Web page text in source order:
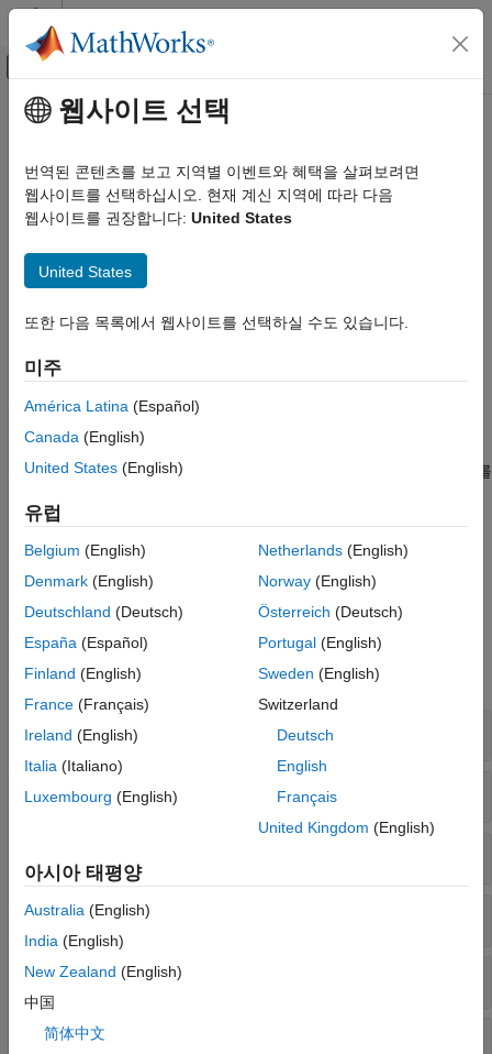
콘텐츠로 바로 가기
오프캔버스 탐색 메뉴 토글
문서 홈
언어 기본 사항
데이터형
숫자형
날짜/시간(Date and Time)
테이블
타임테이블
구조체
사전
데이터형 식별
데이터형 변환
주요 콘텐츠
문자형과 string형
문자형 배열과 string형 배열 내 텍스트
문자형 배열과 string형 배열은 MATLAB
숫자형 배열이 일련의 숫자인 것처럼, 문자형 배열은 일련의
벡터로 저장하는 것입니다(예: c = 'Hello World'
string형 배열은 텍스트 조각을 저장할 수 있는
컨테이너입니다. string형 배열은 텍스트를 데이터로 사용할
string형을 생성할 수 있습니다(예:
friend"). 데이터를 string형 배열로 변환하려면
함수를
텍스트 항목을 참조하거나
Using String Arrays for Text Data
비디오를 참조하십시오.
함수
모두 확장
생성, 결합 및 변환
유형과 속성 확인
패턴 일치시키기
조인(Join)과 분할(Split)
편집
웹사이트 선택
번역된 콘텐츠를 보고 지역별 이벤트와 혜택을 살펴보려면
웹사이트를 선택하십시오. 현재 계신 지역에 따라 다음
웹사이트를 권장합니다: United States
United States
또한 다음 목록에서 웹사이트를 선택하실 수도 있습니다.
미주
América Latina (Español)
Canada (English)
United States (English)
유럽
Belgium (English)
Denmark (English)
Deutschland (Deutsch)
España (Español)
Finland (English)
France (Français)
Ireland (English)
Italia (Italiano)
Luxembourg (English)
Netherlands(English)
Norway(English)
Österreich (Deutsch)
Portugal(English)
Sweden (English)
Switzerland
Deutsch
English
Français
United Kingdom (English)
아시아 태평양
Australia (English)
India (English)
New Zealand (English)
中国
简体中文